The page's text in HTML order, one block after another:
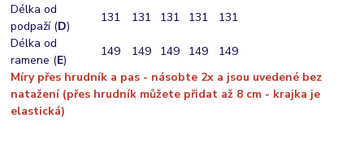
Délka od
podpaží (D)
131 131 131 131
131
Délka od
ramene (E)
149 149 149 149
149
Míry přes hrudník a pas - násobte 2x a jsou uvedené bez
natažení (přes hrudník můžete přidat až 8 cm - krajka je
elastická)